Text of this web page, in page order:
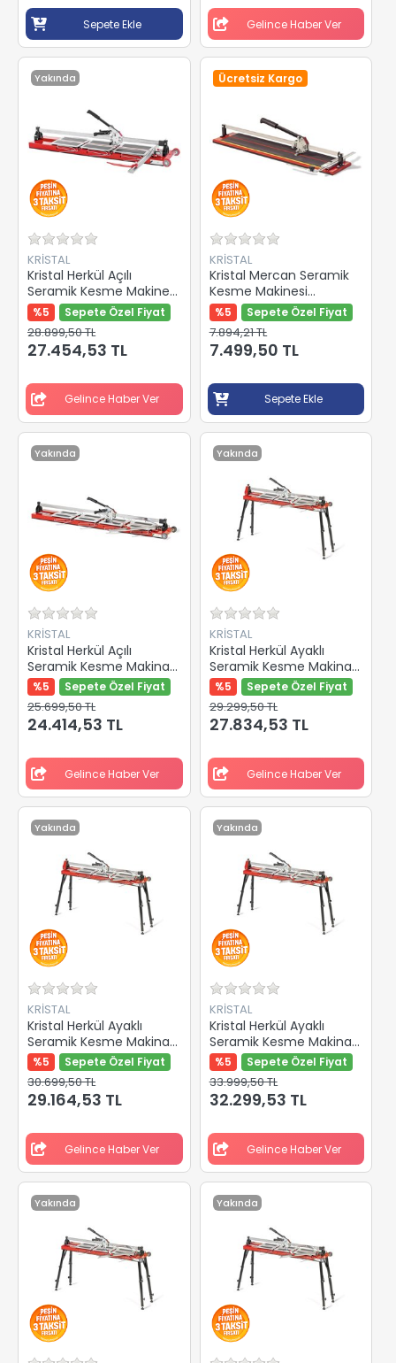
Sepete Ekle Gelince Haber Ver
Yakında
KRİSTAL
Kristal Herkül Açılı
Seramik Kesme Makinesi
1600 mm 35505
%5 Sepete Özel Fiyat
28.899,50 TL
27.454,53 TL
Gelince Haber Ver
Ücretsiz Kargo
KRİSTAL
Kristal Mercan Seramik
Kesme Makinesi
1000mm 35539
%5 Sepete Özel Fiyat
7.894,21 TL
7.499,50 TL
Sepete Ekle
Yakında
KRİSTAL
Kristal Herkül Açılı
Seramik Kesme Makinası
1350mm 35504
%5 Sepete Özel Fiyat
25.699,50 TL
24.414,53 TL
Gelince Haber Ver
Yakında
KRİSTAL
Kristal Herkül Ayaklı
Seramik Kesme Makinası
1200mm 35507
%5 Sepete Özel Fiyat
29.299,50 TL
27.834,53 TL
Gelince Haber Ver
Yakında
KRİSTAL
Kristal Herkül Ayaklı
Seramik Kesme Makinası
1350mm 35508
%5 Sepete Özel Fiyat
30.699,50 TL
29.164,53 TL
Gelince Haber Ver
Yakında
KRİSTAL
Kristal Herkül Ayaklı
Seramik Kesme Makinası
1600mm 35509
%5 Sepete Özel Fiyat
33.999,50 TL
32.299,53 TL
Gelince Haber Ver
Yakında Yakında